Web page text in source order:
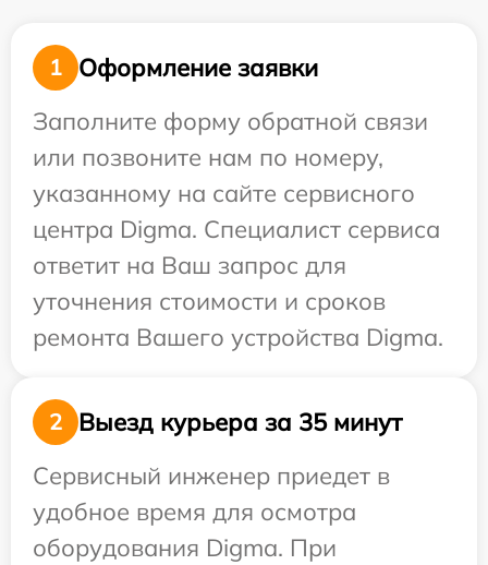
1
Оформление заявки
Заполните форму обратной связи
или позвоните нам по номеру,
указанному на сайте сервисного
центра Digma. Специалист сервиса
ответит на Ваш запрос для
уточнения стоимости и сроков
ремонта Вашего устройства Digma.
2
Выезд курьера за 35 минут
Сервисный инженер приедет в
удобное время для осмотра
оборудования Digma. При